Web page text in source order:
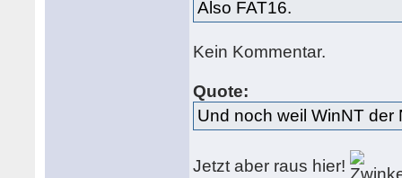
Also FAT16.
Kein Kommentar.
Quote:
Und noch weil WinNT der
Jetzt aber raus hier!